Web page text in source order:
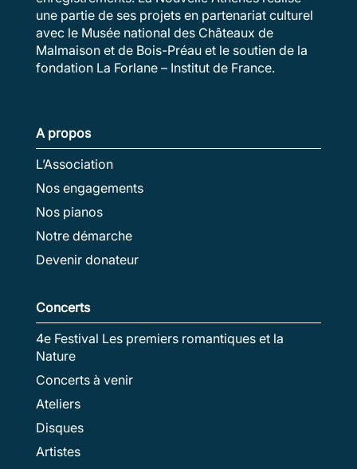
une partie de ses projets en partenariat culturel
avec le Musée national des Châteaux de
Malmaison et de Bois-Préau et le soutien de la
fondation La Forlane – Institut de France.
A propos
L’Association
Nos engagements
Nos pianos
Notre démarche
Devenir donateur
Concerts
4e Festival Les premiers romantiques et la
Nature
Concerts à venir
Ateliers
Disques
Artistes